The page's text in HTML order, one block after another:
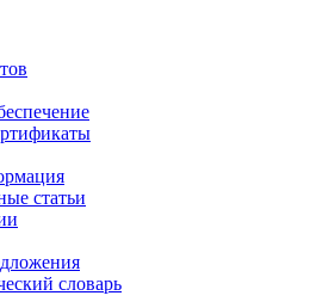
статьи
словарь